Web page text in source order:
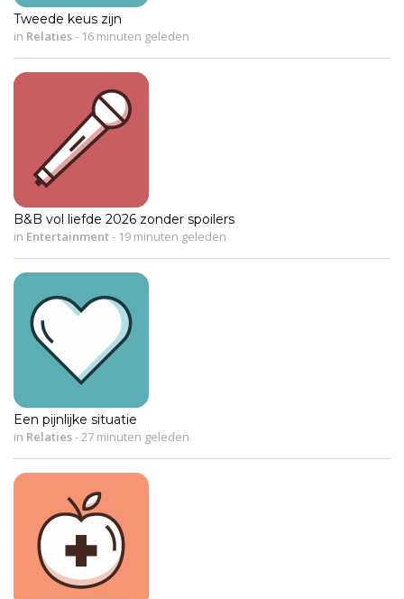
Tweede keus zijn
in Relaties- 16 minuten geleden
B&B vol liefde 2026 zonder spoilers
in Entertainment- 19 minuten geleden
Een pijnlijke situatie
in Relaties- 27 minuten geleden